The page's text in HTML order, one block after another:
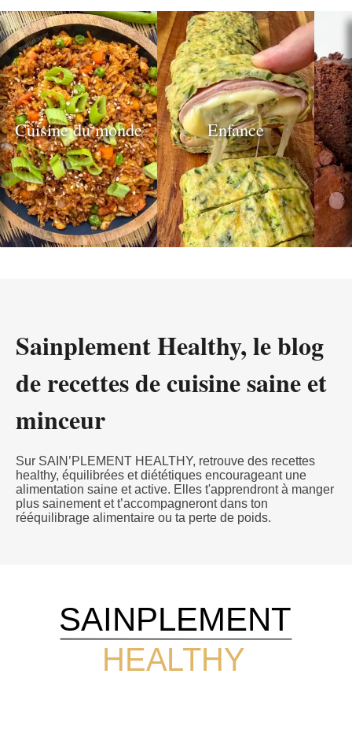
publications
Cuisine du monde Enfance
Sainplement Healthy, le blog
de recettes de cuisine saine et
minceur
Sur SAIN’PLEMENT HEALTHY, retrouve des recettes
healthy, équilibrées et diététiques encourageant une
alimentation saine et active. Elles t'apprendront à manger
plus sainement et t’accompagneront dans ton
rééquilibrage alimentaire ou ta perte de poids.
HEALTHY
SAINPLEMENT